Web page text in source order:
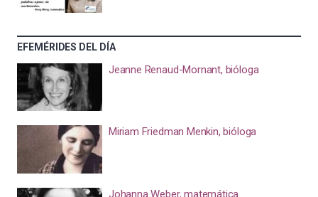
EFEMÉRIDES DEL DÍA
Jeanne Renaud-Mornant, bióloga
Miriam Friedman Menkin, bióloga
Johanna Weber, matemática